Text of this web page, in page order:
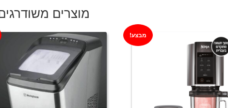
₪104.
₪59. מוצרים
מבצע!